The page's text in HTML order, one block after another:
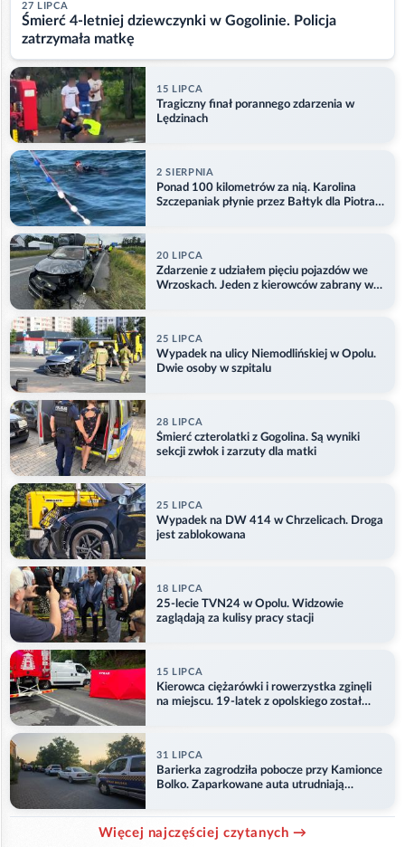
27 LIPCA
Śmierć 4-letniej dziewczynki w Gogolinie. Policja
zatrzymała matkę
15 LIPCA
Tragiczny finał porannego zdarzenia w
Lędzinach
2 SIERPNIA
Ponad 100 kilometrów za nią. Karolina
Szczepaniak płynie przez Bałtyk dla Piotra.
20 LIPCA
Zdarzenie z udziałem pięciu pojazdów we
Wrzoskach. Jeden z kierowców zabrany w
25 LIPCA
Wypadek na ulicy Niemodlińskiej w Opolu.
Dwie osoby w szpitalu
28 LIPCA
Śmierć czterolatki z Gogolina. Są wyniki
sekcji zwłok i zarzuty dla matki
25 LIPCA
Wypadek na DW 414 w Chrzelicach. Droga
jest zablokowana
18 LIPCA
25-lecie TVN24 w Opolu. Widzowie
zaglądają za kulisy pracy stacji
15 LIPCA
Kierowca ciężarówki i rowerzystka zginęli
na miejscu. 19-latek z opolskiego został
31 LIPCA
Barierka zagrodziła pobocze przy Kamionce
Bolko. Zaparkowane auta utrudniają
Więcej najczęściej czytanych →